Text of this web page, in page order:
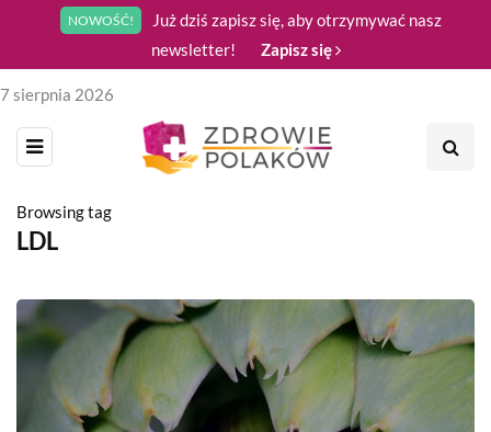
NOWOŚĆ!
Już dziś zapisz się, aby otrzymywać nasz
newsletter!
Zapisz się
7 sierpnia 2026
Browsing tag
LDL